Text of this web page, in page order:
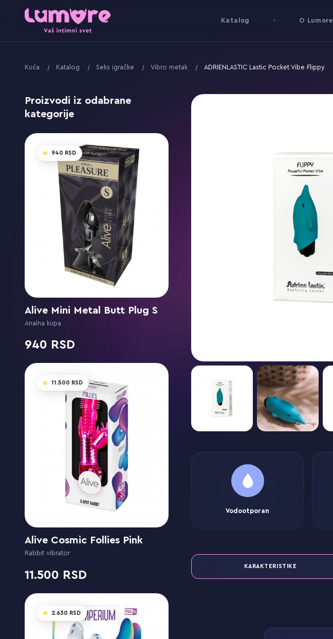
Katalog O Lumore
Kuća Katalog Seks igračke Vibro metak ADRIENLASTIC Lastic Pocket Vibe Flippy
Proizvodi iz odabrane
kategorije
940
Alive Mini Metal Butt Plug S
Analna kupa
940
11.500
Alive Cosmic Follies Pink
Rabbit vibrator
11.500
2.630
Vodootporan
KARAKTERISTIKE